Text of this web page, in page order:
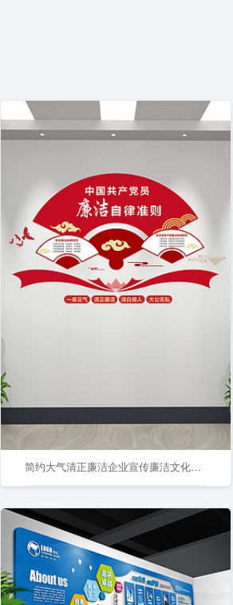
简约大气清正廉洁企业宣传廉洁文化墙党建文化墙